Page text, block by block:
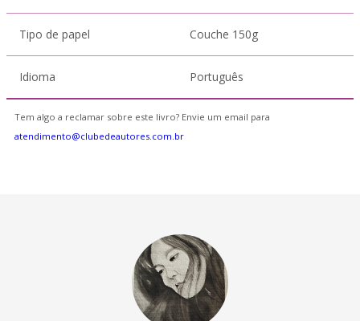
Tipo de papel Couche 150g
Idioma Português
Tem algo a reclamar sobre este livro? Envie um email para
atendimento@clubedeautores.com.br